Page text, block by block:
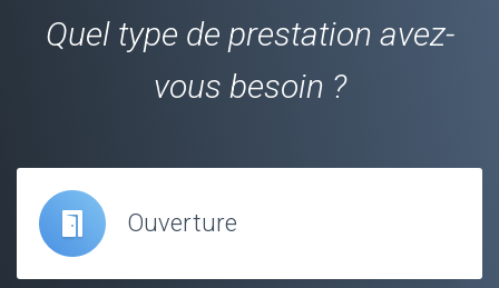
Quel type de prestation avez-
vous besoin ?
Ouverture